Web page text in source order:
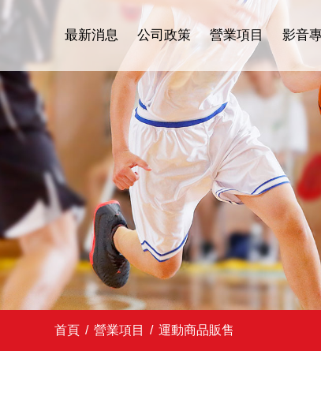
最新消息 公司政策 營業項目 影音
首頁 / 營業項目 / 運動商品販售